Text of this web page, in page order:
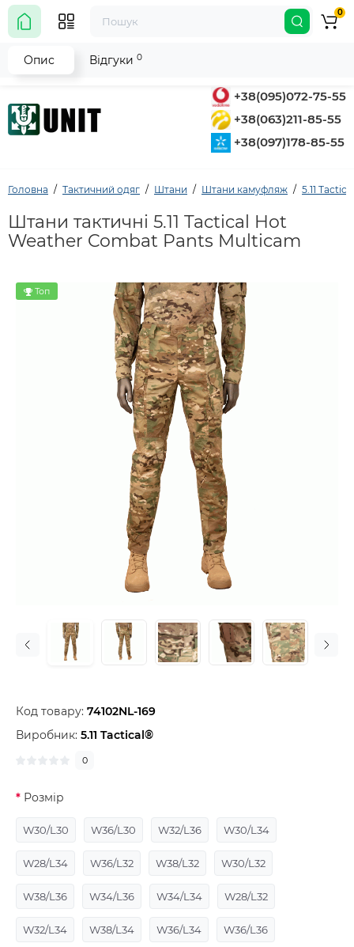
+38(095)072-75-55
+38(063)211-85-55
+38(097)178-85-55
0
Головна Тактичний одяг Штани Штани камуфляж 5.11
Штани тактичні 5.11 Tactical Hot
Weather Combat Pants Multicam
Топ
Код товару: 74102NL-169
Виробник: 5.11 Tactical®
0
Розмір
W30/L30 W36/L30 W32/L36 W30/L34
W28/L34 W36/L32 W38/L32 W30/L32
W38/L36 W34/L36 W34/L34 W28/L32
W32/L34 W38/L34 W36/L34 W36/L36
Опис Відгуки 0